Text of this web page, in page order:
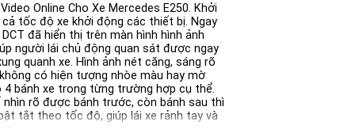
Online Cho Xe Mercedes E250. Khởi
tốc độ xe khởi động các thiết bị. Ngay
đã hiển thị trên màn hình hình ảnh
người lái chủ động quan sát được ngay
quanh xe. Hình ảnh nét căng, sáng rõ
có hiện tượng nhòe màu hay mờ
4 bánh xe trong từng trường hợp cụ thể.
rõ được bánh trước, còn bánh sau thì
tắt theo tốc độ, giúp lái xe rảnh tay và